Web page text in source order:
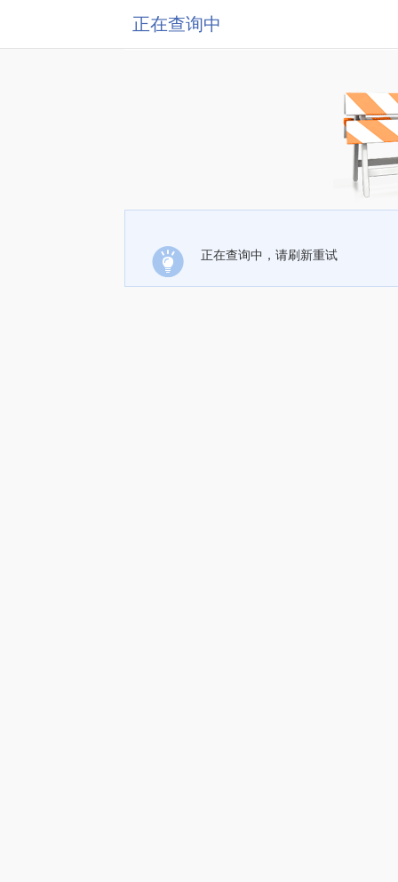
正在查询中
正在查询中，请刷新重试